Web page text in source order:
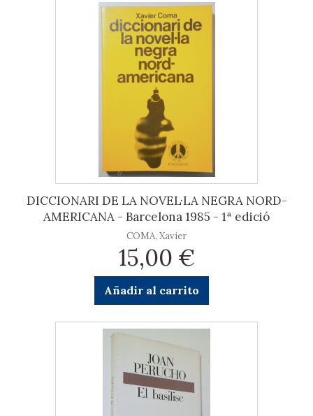
DICCIONARI DE LA NOVEL·LA NEGRA NORD-
AMERICANA - Barcelona 1985 - 1ª edició
COMA, Xavier
15,00 €
Añadir al carrito